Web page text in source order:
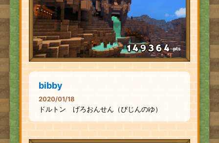
pts
bibby
2020/01/18
ドルトン げろおんせん（びじんのゆ）